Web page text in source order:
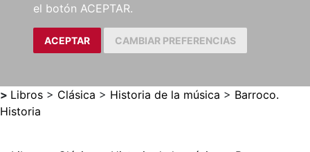
el botón ACEPTAR.
ACEPTAR CAMBIAR PREFERENCIAS
> Libros > Clásica > Historia de la música > Barroco.
Historia